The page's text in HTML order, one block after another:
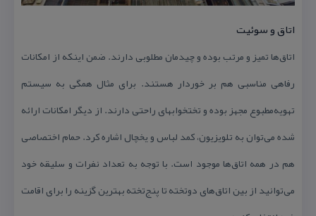
اتاق و سوئیت
اتاق‌ها تمیز و مرتب بوده و چیدمان مطلوبی دارند. ضمن اینكه از امكانات
رفاهی مناسبی هم بر خوردار هستند. برای مثال همگی به سیستم
تهویه‌مطبوع مجهز بوده و تختخوابهای راحتی دارند. از دیگر امكانات ارائه
شده می‌توان به تلویزیون، كمد لباس و یخچال اشاره كرد. حمام اختصاصی
هم در همه اتاق‌ها موجود است. با توجه به تعداد نفرات و سلیقه خود
می‌توانید از بین اتاق‌های دوتخته تا پنج‌تخته بهترین گزینه را برای اقامت